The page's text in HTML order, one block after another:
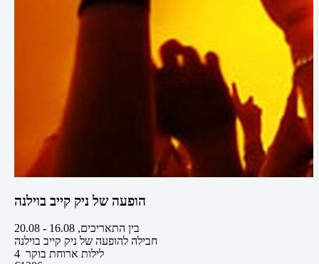
הופעה של ניק קייב בוילנה
בין התאריכים, -
20.08
חבילה להופעה של ניק קייב בוילנה
4 לילות ארוחת בוקר